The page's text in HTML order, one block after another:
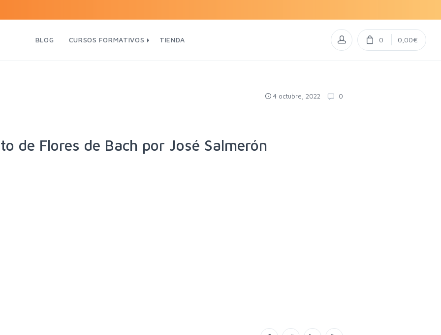
BLOG CURSOS FORMATIVOS TIENDA 0 0,00€
4 octubre, 2022 0
de Flores de Bach por José Salmerón